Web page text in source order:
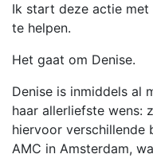
Ik start deze actie
te helpen.
Het gaat om Denise.
Denise is inmiddels al
haar allerliefste wens:
hiervoor verschillende
AMC in Amsterdam,